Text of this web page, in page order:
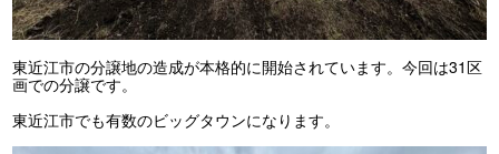
東近江市の分譲地の造成が本格的に開始されています。今回は31区
画での分譲です。
東近江市でも有数のビッグタウンになります。